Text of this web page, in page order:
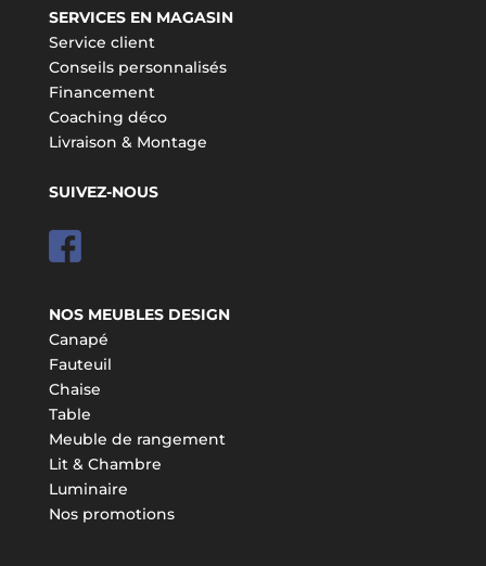
SERVICES EN MAGASIN
Service client
Conseils personnalisés
Financement
Coaching déco
Livraison & Montage
SUIVEZ-NOUS
NOS MEUBLES DESIGN
Canapé
Fauteuil
Chaise
Table
Meuble de rangement
Lit & Chambre
Luminaire
Nos promotions